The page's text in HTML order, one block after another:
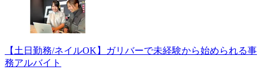
【土日勤務/ネイルOK】ガリバーで未経験から始められる事
務アルバイト